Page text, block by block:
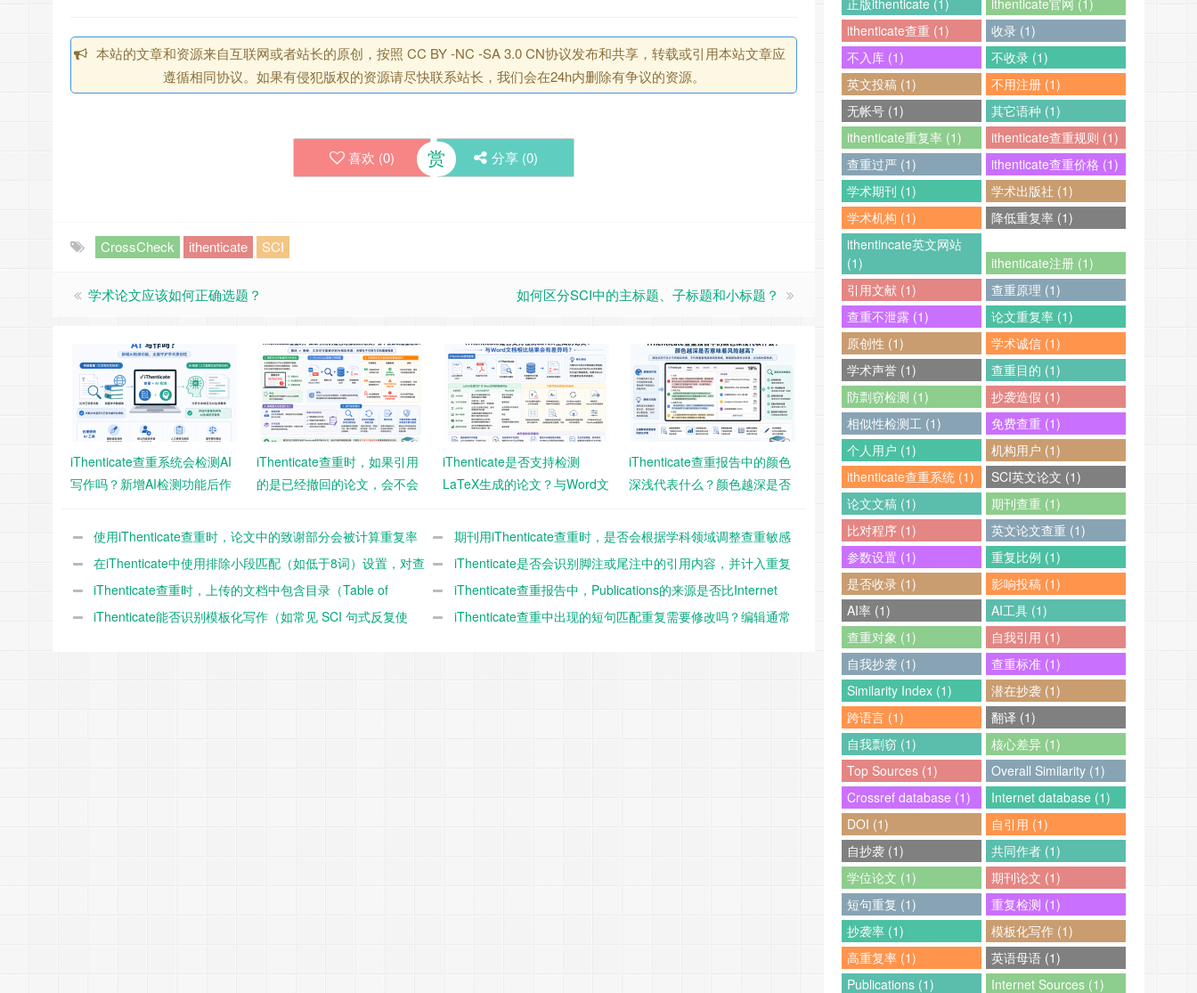
本站的文章和资源来自互联网或者站长的原创，按照 CC BY -NC -SA 3.0 CN协议发布和共享，转载或引用本站文章应
遵循相同协议。如果有侵犯版权的资源请尽快联系站长，我们会在24h内删除有争议的资源。
喜欢 (0) 赏 分享 (0)
CrossCheck ithenticate SCI
学术论文应该如何正确选题？ 如何区分SCI中的主标题、子标题和小标题？
iThenticate查重系统会检测AI
写作吗？新增AI检测功能后作
iThenticate查重时，如果引用
的是已经撤回的论文，会不会
iThenticate是否支持检测
LaTeX生成的论文？与Word文
iThenticate查重报告中的颜色
深浅代表什么？颜色越深是否
使用iThenticate查重时，论文中的致谢部分会被计算重复率
吗？
期刊用iThenticate查重时，是否会根据学科领域调整查重敏感
度？
在iThenticate中使用排除小段匹配（如低于8词）设置，对查
重结果影响有多大？
iThenticate是否会识别脚注或尾注中的引用内容，并计入重复
率？
iThenticate查重时，上传的文档中包含目录（Table of
Contents）是否会影响最终重复率？
iThenticate查重报告中，Publications的来源是否比Internet
Sources风险更高？
iThenticate能否识别模板化写作（如常见 SCI 句式反复使
iThenticate查重中出现的短句匹配重复需要修改吗？编辑通常
正版ithenticate (1)
ithenticate官网 (1)
ithenticate查重 (1)
收录 (1)
不入库 (1)
不收录 (1)
英文投稿 (1)
不用注册 (1)
无帐号 (1)
其它语种 (1)
ithenticate重复率 (1)
ithenticate查重规则 (1)
查重过严 (1)
ithenticate查重价格 (1)
学术期刊 (1)
学术出版社 (1)
学术机构 (1)
降低重复率 (1)
ithentincate英文网站
(1)
ithenticate注册 (1)
引用文献 (1)
查重原理 (1)
查重不泄露 (1)
论文重复率 (1)
原创性 (1)
学术诚信 (1)
学术声誉 (1)
查重目的 (1)
防剽窃检测 (1)
抄袭造假 (1)
相似性检测工 (1)
免费查重 (1)
个人用户 (1)
机构用户 (1)
ithenticate查重系统 (1)
SCI英文论文 (1)
论文文稿 (1)
期刊查重 (1)
比对程序 (1)
英文论文查重 (1)
参数设置 (1)
重复比例 (1)
是否收录 (1)
影响投稿 (1)
AI率 (1)
AI工具 (1)
查重对象 (1)
自我引用 (1)
自我抄袭 (1)
查重标准 (1)
Similarity Index (1)
潜在抄袭 (1)
跨语言 (1)
翻译 (1)
自我剽窃 (1)
核心差异 (1)
Top Sources (1)
Overall Similarity (1)
Crossref database (1)
Internet database (1)
DOI (1)
自引用 (1)
自抄袭 (1)
共同作者 (1)
学位论文 (1)
期刊论文 (1)
短句重复 (1)
重复检测 (1)
抄袭率 (1)
模板化写作 (1)
高重复率 (1)
英语母语 (1)
Publications (1)
Internet Sources (1)